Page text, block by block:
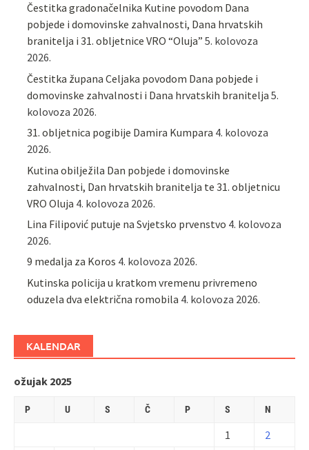
Čestitka gradonačelnika Kutine povodom Dana
pobjede i domovinske zahvalnosti, Dana hrvatskih
branitelja i 31. obljetnice VRO “Oluja” 5. kolovoza
2026.
Čestitka župana Celjaka povodom Dana pobjede i
domovinske zahvalnosti i Dana hrvatskih branitelja 5.
kolovoza 2026.
31. obljetnica pogibije Damira Kumpara 4. kolovoza
2026.
Kutina obilježila Dan pobjede i domovinske
zahvalnosti, Dan hrvatskih branitelja te 31. obljetnicu
VRO Oluja 4. kolovoza 2026.
Lina Filipović putuje na Svjetsko prvenstvo 4. kolovoza
2026.
9 medalja za Koros 4. kolovoza 2026.
Kutinska policija u kratkom vremenu privremeno
oduzela dva električna romobila 4. kolovoza 2026.
KALENDAR
ožujak 2025
P U S Č P S N
1
2